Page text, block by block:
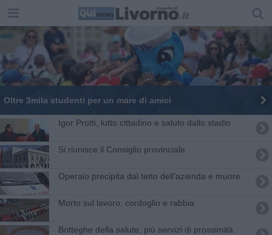
Oltre 3mila studenti per un mare di amici
Igor Protti, lutto cittadino e saluto dallo stadio
Si riunisce il Consiglio provinciale
Operaio precipita dal tetto dell'azienda e muore
Morto sul lavoro, cordoglio e rabbia
Botteghe della salute, più servizi di prossimità